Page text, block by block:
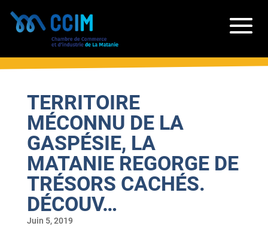
TERRITOIRE
MÉCONNU DE LA
GASPÉSIE, LA
MATANIE REGORGE DE
TRÉSORS CACHÉS.
DÉCOUV…
Juin 5, 2019